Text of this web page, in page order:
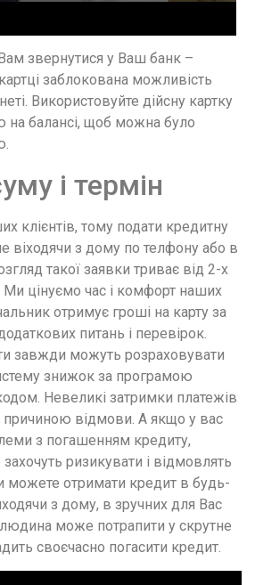
звернутися у Ваш банк –
заблокована можливість
Використовуйте дійсну картку
балансі, щоб можна було
і термін
клієнтів, тому подати кредитну
віходячи з дому по телфону або в
такої заявки триває від 2-х
цінуємо час і комфорт наших
отримує гроші на карту за
питань і перевірок.
завжди можуть розраховувати
знижок за програмою
Невеликі затримки платежів
причиною відмови. А якщо у вас
з погашенням кредиту,
ризикувати і відмовлять
можете отримати кредит в будь-
з дому, в зручних для Вас
може потрапити у скрутне
своєчасно погасити кредит.